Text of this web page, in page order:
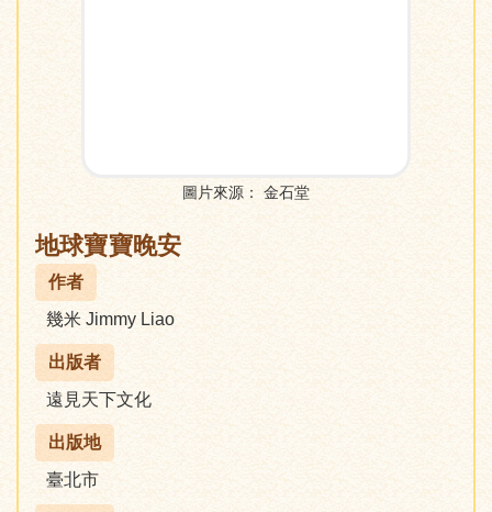
圖片來源： 金石堂
地球寶寶晚安
作者
幾米 Jimmy Liao
出版者
遠見天下文化
出版地
臺北市